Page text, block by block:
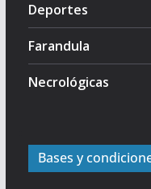
Deportes
Farandula
Necrológicas
Bases y